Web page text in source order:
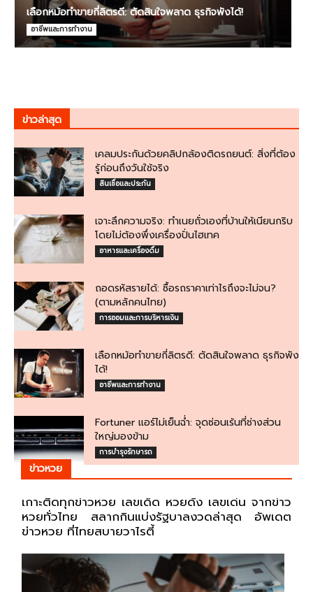
เลือกหม้อทำขายกี่ลิตรดี: ตัดสินใจพลาด ธุรกิจพังได้!
อาชีพและการทำงาน
ข่าวล่าสุด
เคลมประกันด้วยคลิปกล้องติดรถยนต์: สิ่งที่ต้อง
รู้ก่อนถึงวันใช้จริง
สินเชื่อและประกัน
เจาะลึกความจริง: ทำเนยถั่วเองที่บ้านให้เนียนกริบ
โดยไม่ต้องพึ่งเครื่องปั่นไฮเทค
อาหารและเครื่องดื่ม
ถอดรหัสรายได้: ซื้อรถราคาเท่าไรถึงจะไม่จน?
(ตามหลักคนไทย)
การออมและการบริหารเงิน
เลือกหม้อทำขายกี่ลิตรดี: ตัดสินใจพลาด ธุรกิจพัง
ได้!
อาชีพและการทำงาน
Fortuner แอร์ไม่เย็นฉ่ำ: จุดซ่อนเร้นที่ช่างส่วน
ใหญ่มองข้าม
การบำรุงรักษารถ
ข่าวหวย
เกาะติดทุกข่าวหวย เลขเด็ด หวยดัง เลขเด่น จากข่าว
หวยทั่วไทย สลากกินแบ่งรัฐบาลงวดล่าสุด อัพเดต
ข่าวหวย ที่ไทยสบายวาไรตี้